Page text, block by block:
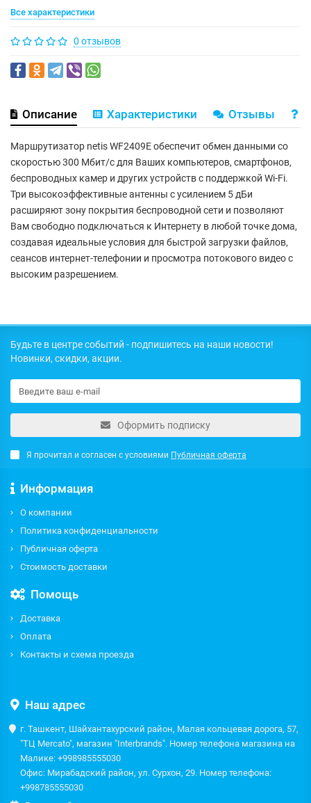
Все характеристики
0 отзывов
Описание Характеристики Отзывы
Маршрутизатор netis WF2409E обеспечит обмен данными со
скоростью 300 Мбит/с для Ваших компьютеров, смартфонов,
беспроводных камер и других устройств с поддержкой Wi-Fi.
Три высокоэффективные антенны с усилением 5 дБи
расширяют зону покрытия беспроводной сети и позволяют
Вам свободно подключаться к Интернету в любой точке дома,
создавая идеальные условия для быстрой загрузки файлов,
сеансов интернет-телефонии и просмотра потокового видео с
высоким разрешением.
Будьте в центре событий - подпишитесь на наши новости!
Новинки, скидки, акции.
Оформить подписку
Я прочитал и согласен с условиями Публичная оферта
Информация
О компании
Политика конфиденциальности
Публичная оферта
Стоимость доставки
Помощь
Доставка
Оплата
Контакты и схема проезда
Наш адрес
г. Ташкент, Шайхантахурский район, Малая кольцевая дорога, 57,
"ТЦ Mercato", магазин "Interbrands". Номер телефона магазина на
Малике: +998985555030
Офис: Мирабадский район, ул. Сурхон, 29. Номер телефона:
+998785555030